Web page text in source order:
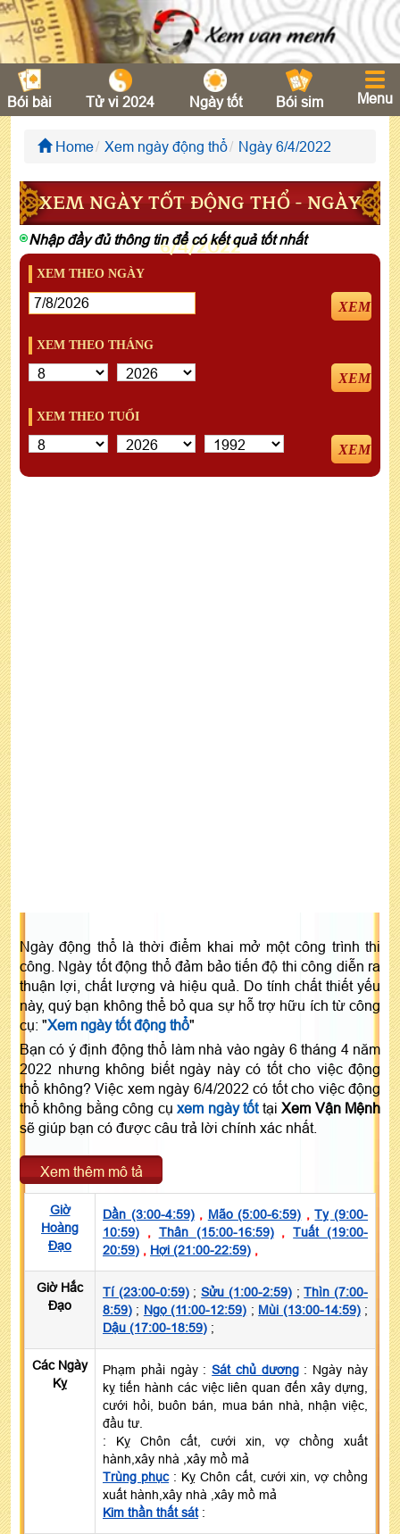
Bói bài Tử vi 2024 Ngày tốt Bói sim Menu
Home Xem ngày động thổ Ngày 6/4/2022
XEM NGÀY TỐT ĐỘNG THỔ - NGÀY
6/4/2022
Nhập đầy đủ thông tin để có kết quả tốt nhất
XEM THEO NGÀY
XEM
XEM THEO THÁNG
XEM
XEM THEO TUỔI
XEM
Ngày động thổ là thời điểm khai mở một công trình thi
công. Ngày tốt động thổ đảm bảo tiến độ thi công diễn ra
thuận lợi, chất lượng và hiệu quả. Do tính chất thiết yếu
này, quý bạn không thể bỏ qua sự hỗ trợ hữu ích từ công
cụ: "Xem ngày tốt động thổ"
Bạn có ý định động thổ làm nhà vào ngày 6 tháng 4 năm
2022 nhưng không biết ngày này có tốt cho việc động
thổ không? Việc xem ngày 6/4/2022 có tốt cho việc động
thổ không bằng công cụxem ngày tốttạiXem Vận Mệnh
sẽ giúp bạn có được câu trả lời chính xác nhất.
Xem thêm mô tả
Giờ
Hoàng
Đạo
Dần (3:00-4:59), Mão (5:00-6:59) ,Tỵ (9:00-
10:59) , Thân (15:00-16:59),Tuất (19:00-
20:59) , Hợi (21:00-22:59) ,
Giờ Hắc
Đạo
Tí (23:00-0:59);Sửu (1:00-2:59);Thìn (7:00-
8:59) ; Ngọ (11:00-12:59) ; Mùi (13:00-14:59);
Dậu (17:00-18:59) ;
Các Ngày
Kỵ
Phạm phải ngày : Sát chủ dương: Ngày này
kỵ tiến hành các việc liên quan đến xây dựng,
cưới hỏi, buôn bán, mua bán nhà, nhận việc,
đầu tư.
: Kỵ Chôn cất, cưới xin, vợ chồng xuất
hành,xây nhà ,xây mồ mả
Trùng phục: Kỵ Chôn cất, cưới xin, vợ chồng
xuất hành,xây nhà ,xây mồ mả
Kim thần thất sát: